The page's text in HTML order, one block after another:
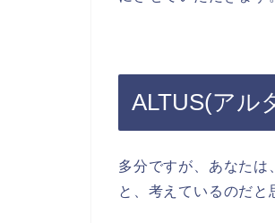
ALTUS(アル
多分ですが、あなたは
と、考えているのだと